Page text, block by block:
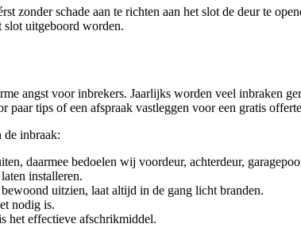
zonder schade aan te richten aan het slot de deur te
slot uitgeboord worden.
angst voor inbrekers. Jaarlijks worden veel inbraken
paar tips of een afspraak vastleggen voor een gratis
de inbraak:
daarmee bedoelen wij voordeur, achterdeur,
installeren.
uitzien, laat altijd in de gang licht branden.
nodig is.
het effectieve afschrikmiddel.